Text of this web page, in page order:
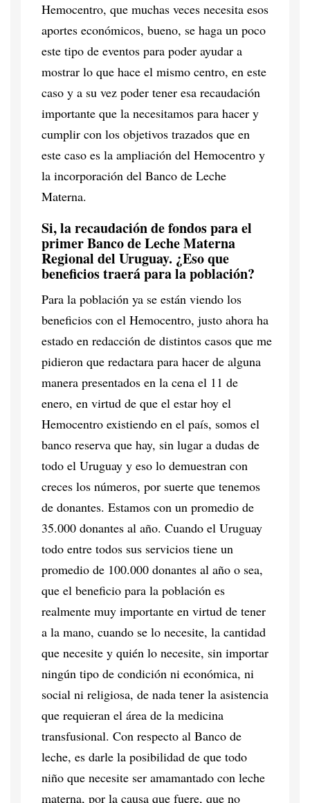
Hemocentro, que muchas veces necesita esos
aportes económicos, bueno, se haga un poco
este tipo de eventos para poder ayudar a
mostrar lo que hace el mismo centro, en este
caso y a su vez poder tener esa recaudación
importante que la necesitamos para hacer y
cumplir con los objetivos trazados que en
este caso es la ampliación del Hemocentro y
la incorporación del Banco de Leche
Materna.
Si, la recaudación de fondos para el
primer Banco de Leche Materna
Regional del Uruguay. ¿Eso que
beneficios traerá para la población?
Para la población ya se están viendo los
beneficios con el Hemocentro, justo ahora ha
estado en redacción de distintos casos que me
pidieron que redactara para hacer de alguna
manera presentados en la cena el 11 de
enero, en virtud de que el estar hoy el
Hemocentro existiendo en el país, somos el
banco reserva que hay, sin lugar a dudas de
todo el Uruguay y eso lo demuestran con
creces los números, por suerte que tenemos
de donantes. Estamos con un promedio de
35.000 donantes al año. Cuando el Uruguay
todo entre todos sus servicios tiene un
promedio de 100.000 donantes al año o sea,
que el beneficio para la población es
realmente muy importante en virtud de tener
a la mano, cuando se lo necesite, la cantidad
que necesite y quién lo necesite, sin importar
ningún tipo de condición ni económica, ni
social ni religiosa, de nada tener la asistencia
que requieran el área de la medicina
transfusional. Con respecto al Banco de
leche, es darle la posibilidad de que todo
niño que necesite ser amamantado con leche
materna, por la causa que fuere, que no